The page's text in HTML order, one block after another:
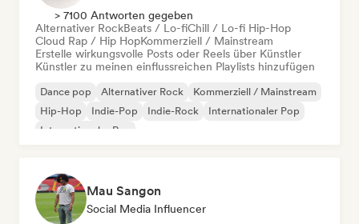
> 7100 Antworten gegeben
Alternativer RockBeats / Lo-fiChill / Lo-fi Hip-Hop
Cloud Rap / Hip HopKommerziell / Mainstream
Erstelle wirkungsvolle Posts oder Reels über Künstler
Künstler zu meinen einflussreichen Playlists hinzufügen
Dance pop Alternativer Rock
Kommerziell / Mainstream
Hip-Hop
Indie-Pop Indie-Rock
Internationaler Pop
Internationaler Rap
Mau Sangon
Social Media Influencer